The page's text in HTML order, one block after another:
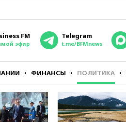
FM
эфир
Telegram
t.me/BFMnews
ФИНАНСЫ ПОЛИТИКА